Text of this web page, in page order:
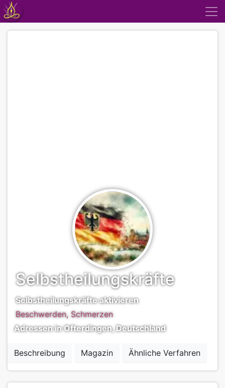
Selbstheilungskräfte
Selbstheilungskräfte aktivieren
Beschwerden, Schmerzen
Adressen in Ofterdingen, Deutschland
Beschreibung Magazin Ähnliche Verfahren